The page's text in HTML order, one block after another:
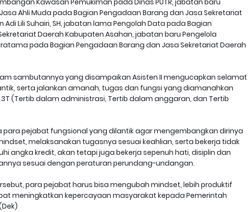
Kawasan Pemukiman pada Dinas PUTR, jabatan baru
Ahli Muda pada Bagian Pengadaan Barang dan Jasa Sekretariat
Lili Suhairi, SH, jabatan lama Pengolah Data pada Bagian
Daerah Kabupaten Asahan, jabatan baru Pengelola
pada Bagian Pengadaan Barang dan Jasa Sekretariat Daerah
sambutannya yang disampaikan Asisten II mengucapkan selamat
serta jalankan amanah, tugas dan fungsi yang diamanahkan
(Tertib dalam administrasi, Tertib dalam anggaran, dan Tertib
para pejabat fungsional yang dilantik agar mengembangkan dirinya
melaksanakan tugasnya sesuai keahlian, serta bekerja tidak
angka kredit, akan tetapi juga bekerja sepenuh hati, disiplin dan
sesuai dengan peraturan perundang-undangan.
para pejabat harus bisa mengubah mindset, lebih produktif
meningkatkan kepercayaan masyarakat kepada Pemerintah